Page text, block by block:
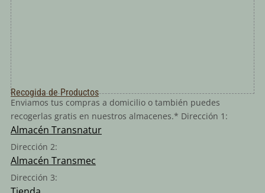
Recogida de Productos
Enviamos tus compras a domicilio o también puedes
recogerlas gratis en nuestros almacenes.* Dirección 1:
Almacén Transnatur
Dirección 2:
Almacén Transmec
Dirección 3: